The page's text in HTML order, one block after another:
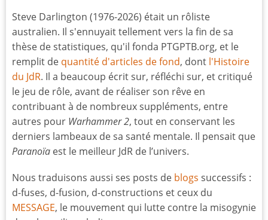
Steve Darlington (1976-2026) était un rôliste
australien. Il s'ennuyait tellement vers la fin de sa
thèse de statistiques, qu'il fonda PTGPTB.org, et le
remplit de quantité d'articles de fond, dont l'Histoire
du JdR. Il a beaucoup écrit sur, réfléchi sur, et critiqué
le jeu de rôle, avant de réaliser son rêve en
contribuant à de nombreux suppléments, entre
autres pour Warhammer 2, tout en conservant les
derniers lambeaux de sa santé mentale. Il pensait que
Paranoïa est le meilleur JdR de l’univers.
Nous traduisons aussi ses posts de blogs successifs :
d-fuses, d-fusion, d-constructions et ceux du
MESSAGE, le mouvement qui lutte contre la misogynie